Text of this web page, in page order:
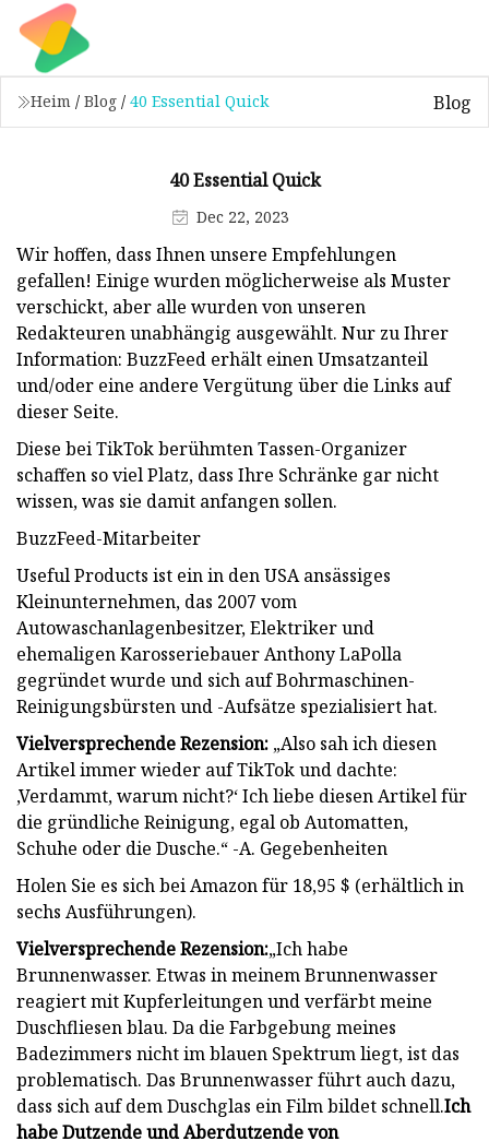
Heim / Blog / 40 Essential Quick Blog
40 Essential Quick
Dec 22, 2023
Wir hoffen, dass Ihnen unsere Empfehlungen
gefallen! Einige wurden möglicherweise als Muster
verschickt, aber alle wurden von unseren
Redakteuren unabhängig ausgewählt. Nur zu Ihrer
Information: BuzzFeed erhält einen Umsatzanteil
und/oder eine andere Vergütung über die Links auf
dieser Seite.
Diese bei TikTok berühmten Tassen-Organizer
schaffen so viel Platz, dass Ihre Schränke gar nicht
wissen, was sie damit anfangen sollen.
BuzzFeed-Mitarbeiter
Useful Products ist ein in den USA ansässiges
Kleinunternehmen, das 2007 vom
Autowaschanlagenbesitzer, Elektriker und
ehemaligen Karosseriebauer Anthony LaPolla
gegründet wurde und sich auf Bohrmaschinen-
Reinigungsbürsten und -Aufsätze spezialisiert hat.
Vielversprechende Rezension: „Also sah ich diesen
Artikel immer wieder auf TikTok und dachte:
‚Verdammt, warum nicht?‘ Ich liebe diesen Artikel für
die gründliche Reinigung, egal ob Automatten,
Schuhe oder die Dusche.“ -A. Gegebenheiten
Holen Sie es sich bei Amazon für 18,95 $ (erhältlich in
sechs Ausführungen).
Vielversprechende Rezension:„Ich habe
Brunnenwasser. Etwas in meinem Brunnenwasser
reagiert mit Kupferleitungen und verfärbt meine
Duschfliesen blau. Da die Farbgebung meines
Badezimmers nicht im blauen Spektrum liegt, ist das
problematisch. Das Brunnenwasser führt auch dazu,
dass sich auf dem Duschglas ein Film bildet schnell.Ich
habe Dutzende und Aberdutzende von